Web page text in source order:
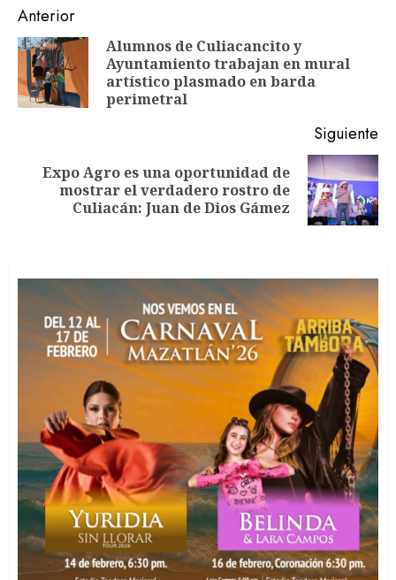
Navegación
de
entradas
Anterior
Alumnos de Culiacancito y
Ayuntamiento trabajan en mural
artístico plasmado en barda
perimetral
Siguiente
Siguiente
entrada:
Expo Agro es una oportunidad de
mostrar el verdadero rostro de
Culiacán: Juan de Dios Gámez